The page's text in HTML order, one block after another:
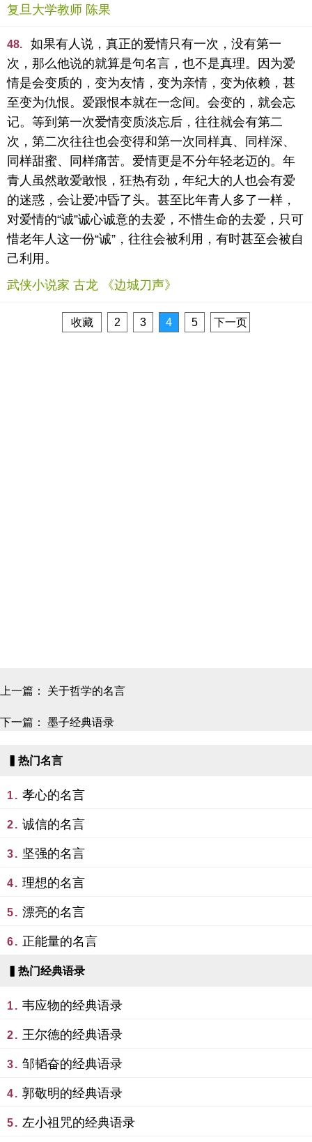
复旦大学教师 陈果
48.
如果有人说，真正的爱情只有一次，没有第一
次，那么他说的就算是句名言，也不是真理。因为爱
情是会变质的，变为友情，变为亲情，变为依赖，甚
至变为仇恨。爱跟恨本就在一念间。会变的，就会忘
记。等到第一次爱情变质淡忘后，往往就会有第二
次，第二次往往也会变得和第一次同样真、同样深、
同样甜蜜、同样痛苦。爱情更是不分年轻老迈的。年
青人虽然敢爱敢恨，狂热有劲，年纪大的人也会有爱
的迷惑，会让爱冲昏了头。甚至比年青人多了一样，
对爱情的“诚”诚心诚意的去爱，不惜生命的去爱，只可
惜老年人这一份“诚”，往往会被利用，有时甚至会被自
己利用。
武侠小说家 古龙 《边城刀声》
收藏 2 3 4 5 下一页
上一篇： 关于哲学的名言
下一篇： 墨子经典语录
▍热门名言
1. 孝心的名言
2. 诚信的名言
3. 坚强的名言
4. 理想的名言
5. 漂亮的名言
6. 正能量的名言
▍热门经典语录
1. 韦应物的经典语录
2. 王尔德的经典语录
3. 邹韬奋的经典语录
4. 郭敬明的经典语录
5. 左小祖咒的经典语录